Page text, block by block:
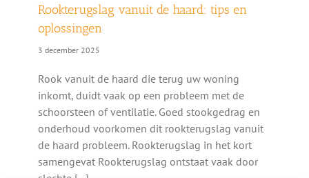
Rookterugslag vanuit de haard: tips en
oplossingen
3 december 2025
Rook vanuit de haard die terug uw woning
inkomt, duidt vaak op een probleem met de
schoorsteen of ventilatie. Goed stookgedrag en
onderhoud voorkomen dit rookterugslag vanuit
de haard probleem. Rookterugslag in het kort
samengevat Rookterugslag ontstaat vaak door